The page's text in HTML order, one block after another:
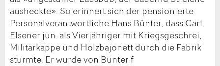
ausheckte». So erinnert sich der pensionierte
Personalverantwortliche Hans Bünter, dass Carl
Elsener jun. als Vierjähriger mit Kriegsgeschrei,
Militärkappe und Holzbajonett durch die Fabrik
stürmte. Er wurde von Bünter f